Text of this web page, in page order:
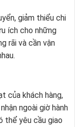
giảm thiểu chi
ích cho những
rãi và cần vận
của khách hàng,
ngoài giờ hành
thể yêu cầu giao